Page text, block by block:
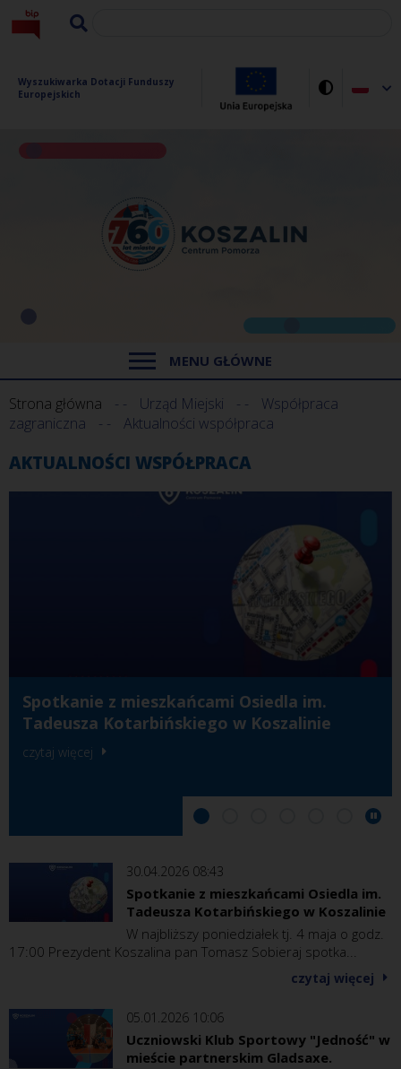
Wyszukiwarka Dotacji Funduszy
Europejskich
MENU GŁÓWNE
Strona główna Urząd Miejski
Współpraca
zagraniczna
Aktualności współpraca
AKTUALNOŚCI WSPÓŁPRACA
Spotkanie z mieszkańcami Osiedla im.
Tadeusza Kotarbińskiego w Koszalinie
czytaj więcej
30.04.2026 08:43
Spotkanie z mieszkańcami Osiedla im.
Tadeusza Kotarbińskiego w Koszalinie
W najbliższy poniedziałek tj. 4 maja o godz.
17:00 Prezydent Koszalina pan Tomasz Sobieraj spotka...
czytaj więcej
05.01.2026 10:06
Uczniowski Klub Sportowy "Jedność" w
mieście partnerskim Gladsaxe.